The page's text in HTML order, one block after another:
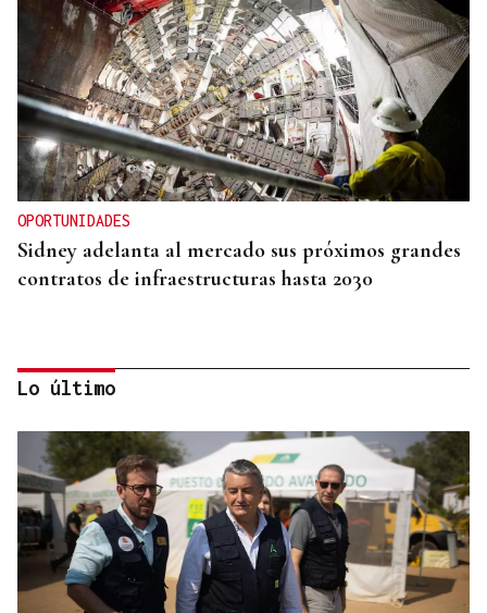
OPORTUNIDADES
Sidney adelanta al mercado sus próximos grandes
contratos de infraestructuras hasta 2030
INTERNACIONALIZACIÓN
Lo último